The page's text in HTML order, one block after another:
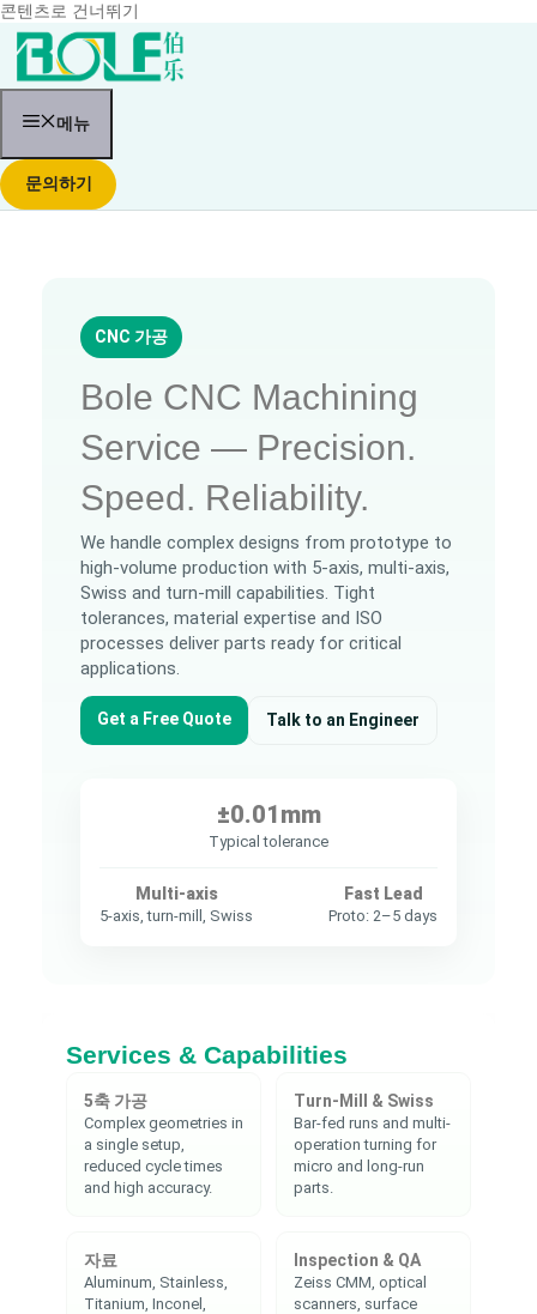
콘텐츠로 건너뛰기
메뉴
문의하기
CNC 가공
Bole CNC Machining
Service — Precision.
Speed. Reliability.
We handle complex designs from prototype to
high-volume production with 5-axis, multi-axis,
Swiss and turn-mill capabilities. Tight
tolerances, material expertise and ISO
processes deliver parts ready for critical
applications.
Get a Free Quote Talk to an Engineer
±0.01mm
Typical tolerance
Multi-axis
5-axis, turn-mill, Swiss
Fast Lead
Proto: 2–5 days
Services & Capabilities
5축 가공
Complex geometries in
a single setup,
reduced cycle times
and high accuracy.
Turn-Mill & Swiss
Bar-fed runs and multi-
operation turning for
micro and long-run
parts.
자료
Aluminum, Stainless,
Titanium, Inconel,
Inspection & QA
Zeiss CMM, optical
scanners, surface